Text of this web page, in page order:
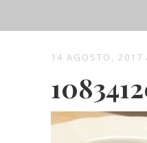
14 AGOSTO, 2017